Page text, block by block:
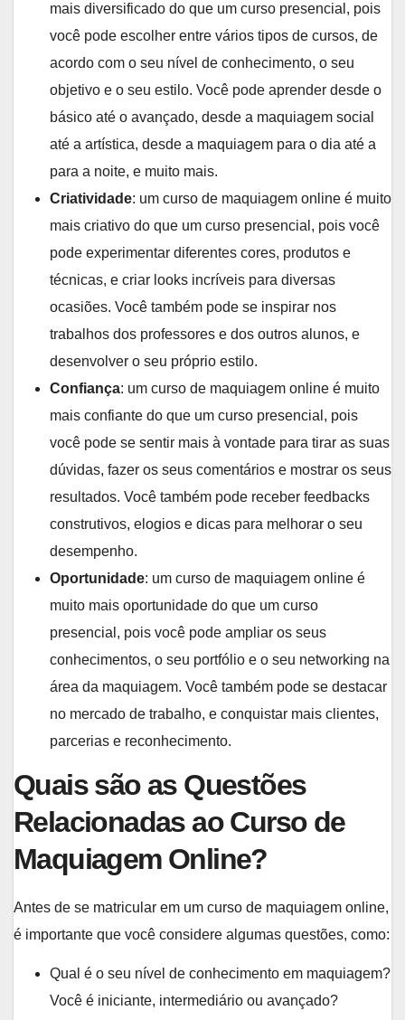
mais diversificado do que um curso presencial, pois
você pode escolher entre vários tipos de cursos, de
acordo com o seu nível de conhecimento, o seu
objetivo e o seu estilo. Você pode aprender desde o
básico até o avançado, desde a maquiagem social
até a artística, desde a maquiagem para o dia até a
para a noite, e muito mais.
Criatividade: um curso de maquiagem online é muito
mais criativo do que um curso presencial, pois você
pode experimentar diferentes cores, produtos e
técnicas, e criar looks incríveis para diversas
ocasiões. Você também pode se inspirar nos
trabalhos dos professores e dos outros alunos, e
desenvolver o seu próprio estilo.
Confiança: um curso de maquiagem online é muito
mais confiante do que um curso presencial, pois
você pode se sentir mais à vontade para tirar as suas
dúvidas, fazer os seus comentários e mostrar os seus
resultados. Você também pode receber feedbacks
construtivos, elogios e dicas para melhorar o seu
desempenho.
Oportunidade: um curso de maquiagem online é
muito mais oportunidade do que um curso
presencial, pois você pode ampliar os seus
conhecimentos, o seu portfólio e o seu networking na
área da maquiagem. Você também pode se destacar
no mercado de trabalho, e conquistar mais clientes,
parcerias e reconhecimento.
Quais são as Questões
Relacionadas ao Curso de
Maquiagem Online?
Antes de se matricular em um curso de maquiagem online,
é importante que você considere algumas questões, como:
Qual é o seu nível de conhecimento em maquiagem?
Você é iniciante, intermediário ou avançado?